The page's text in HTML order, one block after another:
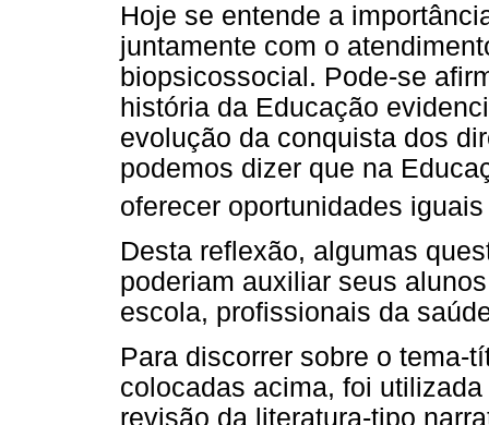
Hoje se entende a
juntamente com o
biopsicossocial. Pode-se
história da Educação
evolução da conquista dos
podemos dizer que na
oferecer oportunidades
Desta reflexão, algumas
poderiam auxiliar seus
escola, profissionais da
Para discorrer sobre o tema-
colocadas acima, foi
revisão da literatura-tipo